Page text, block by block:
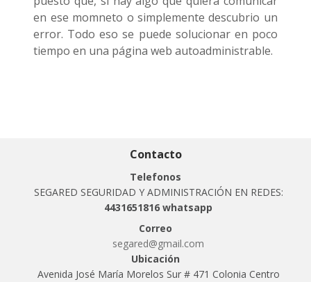
en ese momneto o simplemente descubrio un
error. Todo eso se puede solucionar en poco
tiempo en una página web autoadministrable.
Contacto
Telefonos
SEGARED SEGURIDAD Y ADMINISTRACIÓN EN REDES:
4431651816 whatsapp
Correo
segared@gmail.com
Ubicación
Avenida José María Morelos Sur # 471 Colonia Centro